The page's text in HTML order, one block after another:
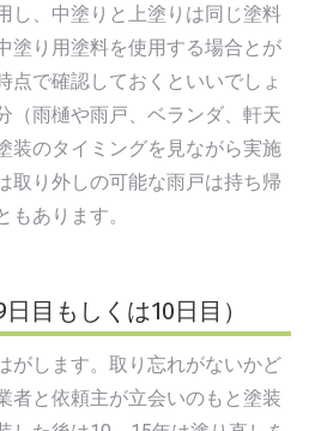
し、中塗りと上塗りは同じ塗料
塗り用塗料を使用する場合とが
点で確認しておくといいでしょ
（雨樋や雨戸、ベランダ、軒天
装のタイミングを見ながら実施
取り外しの可能な雨戸は持ち帰
もあります。
目もしくは10日目）
がします。取り忘れがないかど
者と依頼主が立会いのもと塗装